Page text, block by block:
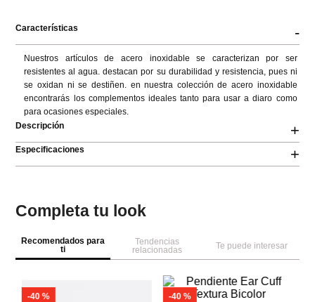
Características -
Nuestros artículos de acero inoxidable se caracterizan por ser
resistentes al agua. destacan por su durabilidad y resistencia, pues ni
se oxidan ni se destiñen. en nuestra colección de acero inoxidable
encontrarás los complementos ideales tanto para usar a diaro como
para ocasiones especiales.
Descripción
+
Especificaciones +
Completa tu look
Recomendados para
ti
Tendencias
relacionadas
Te puede interesar
-40 % -40 %